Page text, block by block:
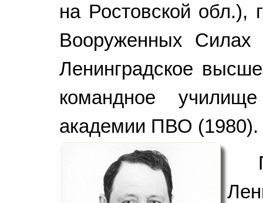
на Ростовской обл.),
Вооруженных Силах
Ленинградское
командное
академии ПВО (1980).